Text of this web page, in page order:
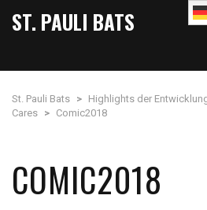
ST. PAULI BATS
St. Pauli Bats > Highlights der
Cares > Comic2018
COMIC2018